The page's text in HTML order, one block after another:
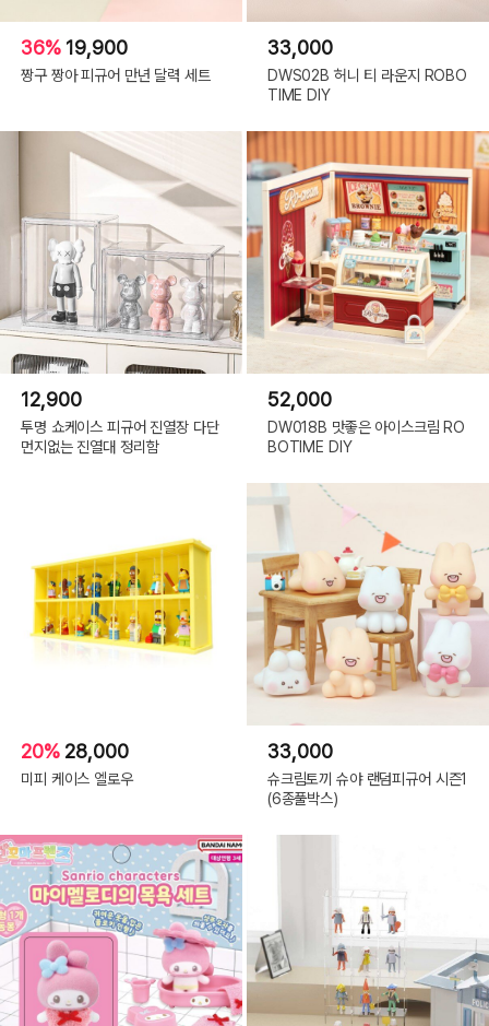
36% 19,900
짱구 짱아 피규어 만년 달력 세트
33,000
DWS02B 허니 티 라운지 ROBO
TIME DIY
12,900
투명 쇼케이스 피규어 진열장 다단
먼지없는 진열대 정리함
52,000
DW018B 맛좋은 아이스크림 RO
BOTIME DIY
20% 28,000
미피 케이스 엘로우
33,000
슈크림토끼 슈야 랜덤피규어 시즌1
(6종풀박스)